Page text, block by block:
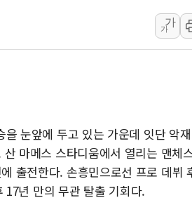
윤준병·이해민 의원
'호우·산사태 주의보'
與 "세제개편안 8월
가
가
눈앞에 두고 있는 가운데 잇단 악재
마메스 스타디움에서 열리는 맨체
출전한다. 손흥민으로선 프로 데뷔
17년 만의 무관 탈출 기회다.